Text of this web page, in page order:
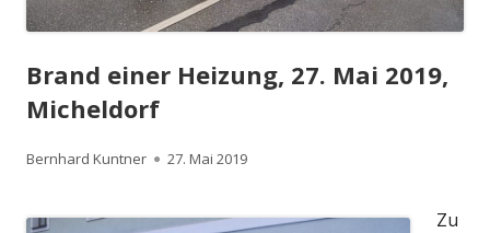
Brand einer Heizung, 27. Mai 2019,
Micheldorf
Autor
Bernhard Kuntner
Veröffentlicht
27. Mai 2019
Zu